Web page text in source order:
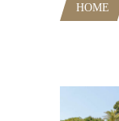
HOME